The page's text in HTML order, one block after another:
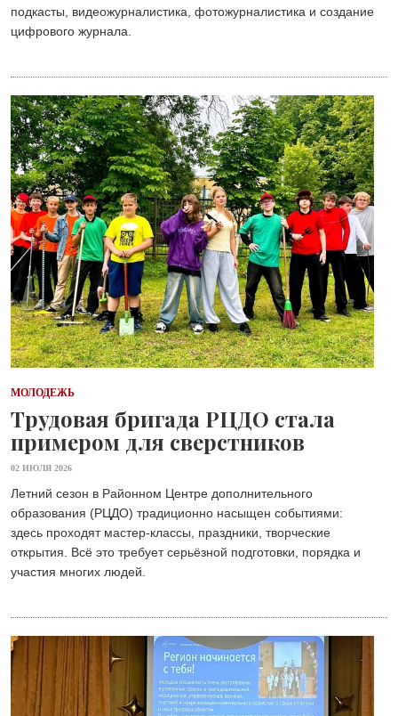
подкасты, видеожурналистика, фотожурналистика и создание
цифрового журнала.
МОЛОДЕЖЬ
Трудовая бригада РЦДО стала
примером для сверстников
02 ИЮЛЯ 2026
Летний сезон в Районном Центре дополнительного
образования (РЦДО) традиционно насыщен событиями:
здесь проходят мастер-классы, праздники, творческие
открытия. Всё это требует серьёзной подготовки, порядка и
участия многих людей.